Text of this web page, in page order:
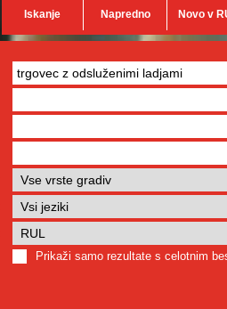
Iskanje Napredno Novo v
Prikaži samo rezultate s celotnim